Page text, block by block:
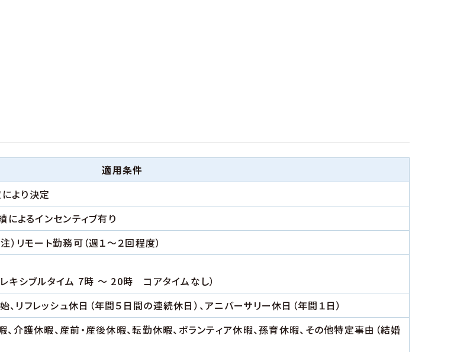
適用条件
より決定
によるインセンティブ有り
）リモート勤務可（週１～２回程度）
レキシブルタイム 7時 ～ 20時 コアタイムなし）
リフレッシュ休日（年間５日間の連続休日）、アニバーサリー休日（年間１日）
、介護休暇、産前・産後休暇、転勤休暇、ボランティア休暇、孫育休暇、その他特定事由（結婚